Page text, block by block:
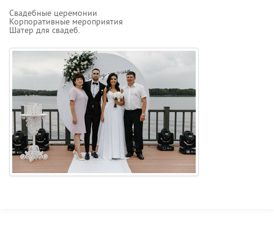
Свадебные церемонии
Корпоративные мероприятия
Шатер для свадеб.